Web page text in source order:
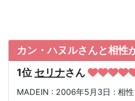
カン・ハヌルさんと相性
1位 セリナさん
MADEIN : 2006年5月3日 : 相性